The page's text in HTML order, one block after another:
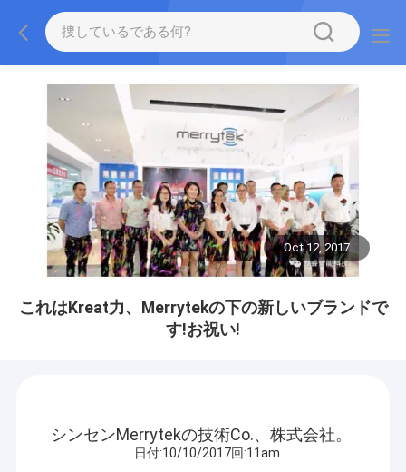
Oct 12, 2017
これはKreat力、Merrytekの下の新しいブランドで
す!お祝い!
シンセンMerrytekの技術Co.、株式会社。
日付:10/10/2017回:11am